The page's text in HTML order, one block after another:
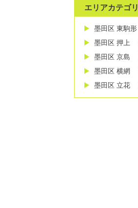
エリアカテゴリ
墨田区 東駒形
墨田区 押上
墨田区 京島
墨田区 横網
墨田区 立花